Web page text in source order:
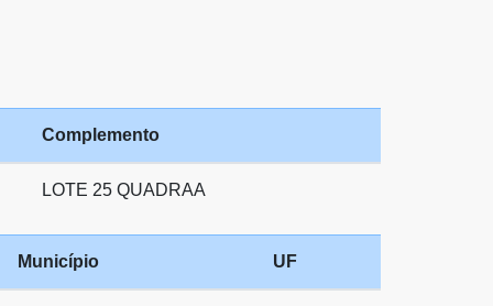
Complemento
LOTE 25 QUADRAA
Município UF